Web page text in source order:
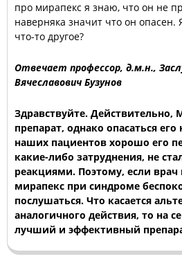
про мирапекс я знаю, что он не
наверняка значит что он опасен.
что-то другое?
Отвечает профессор, д.м.н.,
Вячеславович Бузунов
Здравствуйте. Действительно,
препарат, однако опасаться
наших пациентов хорошо его
какие-либо затруднения, не
реакциями. Поэтому, если
мирапекс при синдроме
послушаться. Что касается
аналогичного действия, то на
лучший и эффективный